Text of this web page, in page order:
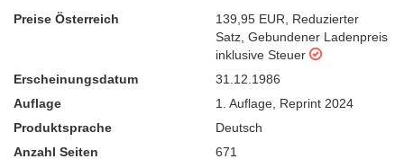
Preise Österreich 139,95 EUR, Reduzierter
Satz, Gebundener Ladenpreis
inklusive Steuer
Erscheinungsdatum
31.12.1986
Auflage
1. Auflage, Reprint 2024
Produktsprache
Deutsch
Anzahl Seiten
671